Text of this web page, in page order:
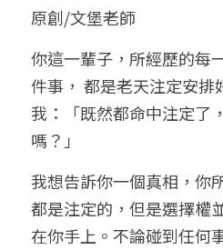
站長精選
臉書生活
好書推廌
陽宅視頻
線上直播
自我挑戰
八字進階班
八字中階班
八字高階班
五人實戰班
五行計算初階班
五行計算高階班
《十神高階實戰錄》完
科學八字推理PDF
八字批命
小兒命名
科學八字推理1
科學八字推理2
科學八字推理3
科學八字輕鬆學
輕鬆學會科學八字推理
與我預約
批命預約
上課預約
常見問題
FB粉絲頁
登錄/註冊
搜索
繁體中文
繁體中文
0938617837
原創/文堡老師
你這一輩子，所經歷的每
件事， 都是老天注定安排
我：「既然都命中注定了
嗎？」
我想告訴你一個真相，你
都是注定的，但是選擇權
在你手上。不論碰到任何